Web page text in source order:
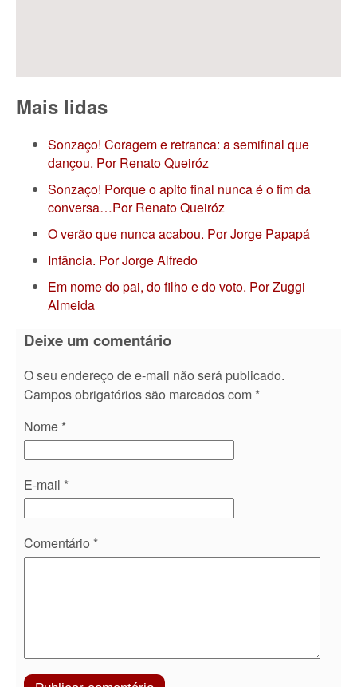
Mais lidas
Sonzaço! Coragem e retranca: a semifinal que
dançou. Por Renato Queiróz
Sonzaço! Porque o apito final nunca é o fim da
conversa…Por Renato Queiróz
O verão que nunca acabou. Por Jorge Papapá
Infância. Por Jorge Alfredo
Em nome do pai, do filho e do voto. Por Zuggi
Almeida
Deixe um comentário
O seu endereço de e-mail não será publicado.
Campos obrigatórios são marcados com *
Nome *
E-mail *
Comentário *